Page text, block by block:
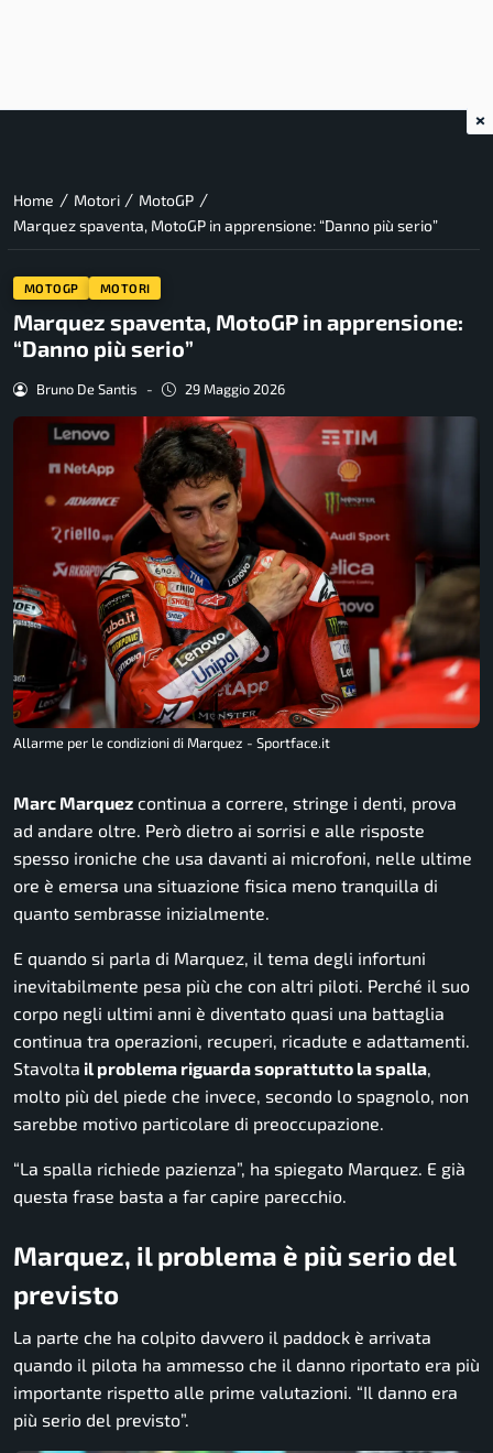
Home / Motori / MotoGP /
Marquez spaventa, MotoGP in apprensione: “Danno più serio”
MOTOGP MOTORI
Marquez spaventa, MotoGP in apprensione:
“Danno più serio”
Bruno De Santis - 29 Maggio 2026
Allarme per le condizioni di Marquez - Sportface.it
Marc Marquez continua a correre, stringe i denti, prova
ad andare oltre. Però dietro ai sorrisi e alle risposte
spesso ironiche che usa davanti ai microfoni, nelle ultime
ore è emersa una situazione fisica meno tranquilla di
quanto sembrasse inizialmente.
E quando si parla di Marquez, il tema degli infortuni
inevitabilmente pesa più che con altri piloti. Perché il suo
corpo negli ultimi anni è diventato quasi una battaglia
continua tra operazioni, recuperi, ricadute e adattamenti.
Stavolta il problema riguarda soprattutto la spalla,
molto più del piede che invece, secondo lo spagnolo, non
sarebbe motivo particolare di preoccupazione.
“La spalla richiede pazienza”, ha spiegato Marquez. E già
questa frase basta a far capire parecchio.
Marquez, il problema è più serio del
previsto
La parte che ha colpito davvero il paddock è arrivata
quando il pilota ha ammesso che il danno riportato era più
importante rispetto alle prime valutazioni. “Il danno era
più serio del previsto”.
×